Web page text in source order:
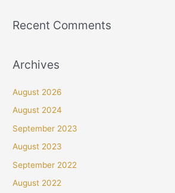
Recent Comments
Archives
August 2026
August 2024
September 2023
August 2023
September 2022
August 2022